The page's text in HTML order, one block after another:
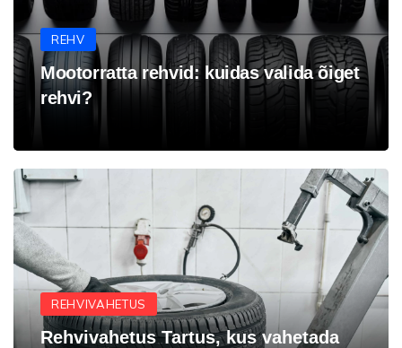
REHV
Mootorratta rehvid: kuidas valida õiget
rehvi?
REHVIVAHETUS
Rehvivahetus Tartus, kus vahetada